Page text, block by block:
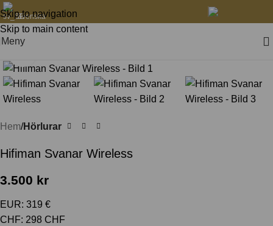
Skip to navigation
Skip to main content
Svenska
Meny
Hem Hörlurar
Hifiman Svanar Wireless
3.500 kr
EUR: 319 €
CHF: 298 CHF